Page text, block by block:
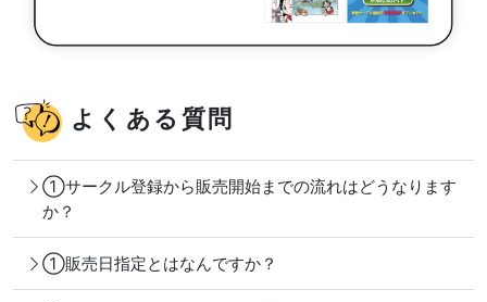
よくある質問
①サークル登録から販売開始までの流れはどうなります
か？
①販売日指定とはなんですか？